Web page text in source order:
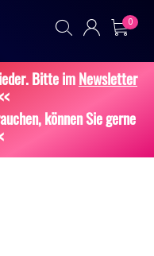
0
Bitte imNewsletter
können Sie gerne